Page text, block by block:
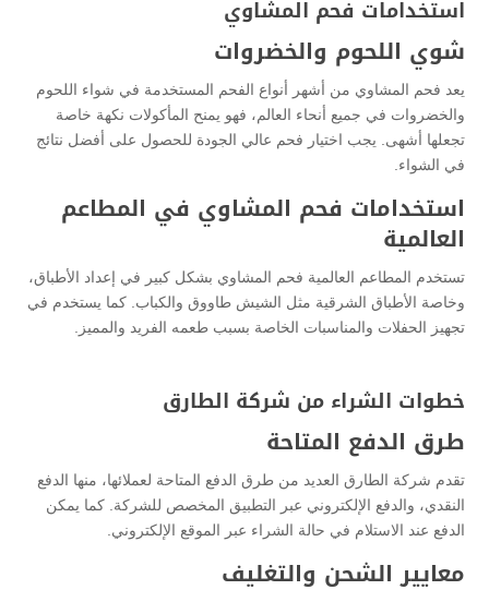
استخدامات فحم المشاوي
شوي اللحوم والخضروات
يعد فحم المشاوي من أشهر أنواع الفحم المستخدمة في شواء اللحوم
والخضروات في جميع أنحاء العالم، فهو يمنح المأكولات نكهة خاصة
تجعلها أشهى. يجب اختيار فحم عالي الجودة للحصول على أفضل نتائج
في الشواء.
استخدامات فحم المشاوي في المطاعم
العالمية
تستخدم المطاعم العالمية فحم المشاوي بشكل كبير في إعداد الأطباق،
وخاصة الأطباق الشرقية مثل الشيش طاووق والكباب. كما يستخدم في
تجهيز الحفلات والمناسبات الخاصة بسبب طعمه الفريد والمميز.
خطوات الشراء من شركة الطارق
طرق الدفع المتاحة
تقدم شركة الطارق العديد من طرق الدفع المتاحة لعملائها، منها الدفع
النقدي، والدفع الإلكتروني عبر التطبيق المخصص للشركة. كما يمكن
الدفع عند الاستلام في حالة الشراء عبر الموقع الإلكتروني.
معايير الشحن والتغليف